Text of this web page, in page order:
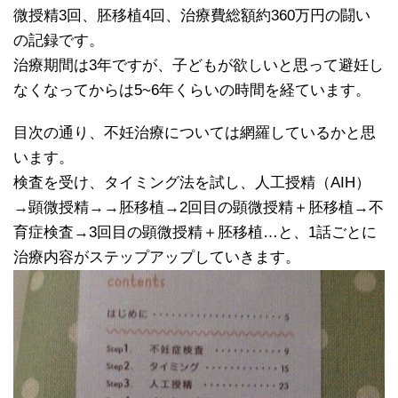
微授精3回、胚移植4回、治療費総額約360万円の闘い
の記録です。
治療期間は3年ですが、子どもが欲しいと思って避妊し
なくなってからは5~6年くらいの時間を経ています。
目次の通り、不妊治療については網羅しているかと思
います。
検査を受け、タイミング法を試し、人工授精（AIH）
→顕微授精→→胚移植→2回目の顕微授精＋胚移植→不
育症検査→3回目の顕微授精＋胚移植…と、1話ごとに
治療内容がステップアップしていきます。